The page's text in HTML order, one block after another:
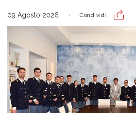
09 Agosto 2026 Condividi